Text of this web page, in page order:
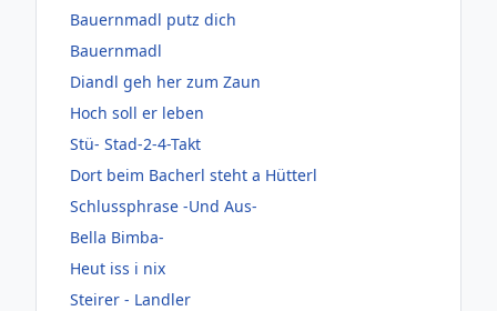
Bauernmadl putz dich
Bauernmadl
Diandl geh her zum Zaun
Hoch soll er leben
Stü- Stad-2-4-Takt
Dort beim Bacherl steht a Hütterl
Schlussphrase -Und Aus-
Bella Bimba-
Heut iss i nix
Steirer - Landler